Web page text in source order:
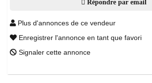
Répondre par email
Plus d'annonces de ce vendeur
Enregistrer l'annonce en tant que favori
Signaler cette annonce